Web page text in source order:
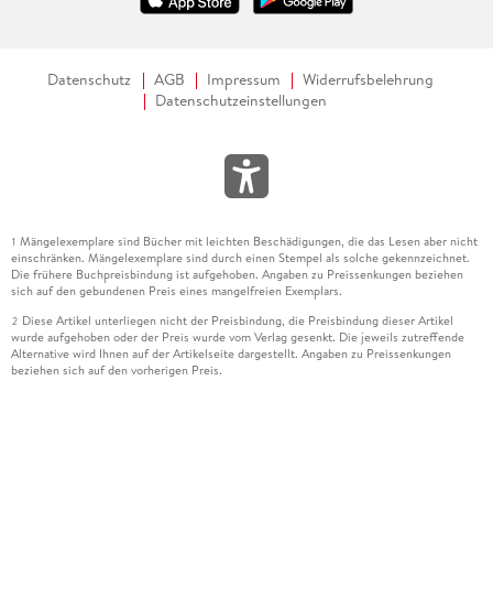
Datenschutz AGB Impressum
Widerrufsbelehrung
Datenschutzeinstellungen
1 Mängelexemplare sind Bücher mit leichten Beschädigungen, die das Lesen aber nicht
einschränken. Mängelexemplare sind durch einen Stempel als solche gekennzeichnet.
Die frühere Buchpreisbindung ist aufgehoben. Angaben zu Preissenkungen beziehen
sich auf den gebundenen Preis eines mangelfreien Exemplars.
2 Diese Artikel unterliegen nicht der Preisbindung, die Preisbindung dieser Artikel
wurde aufgehoben oder der Preis wurde vom Verlag gesenkt. Die jeweils zutreffende
Alternative wird Ihnen auf der Artikelseite dargestellt. Angaben zu Preissenkungen
beziehen sich auf den vorherigen Preis.